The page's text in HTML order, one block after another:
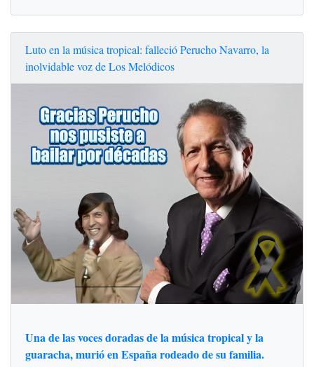
Luto en la música tropical: falleció Perucho Navarro, la
inolvidable voz de Los Melódicos
Una de las voces doradas de la música tropical y la
guaracha, murió en España rodeado de su familia.